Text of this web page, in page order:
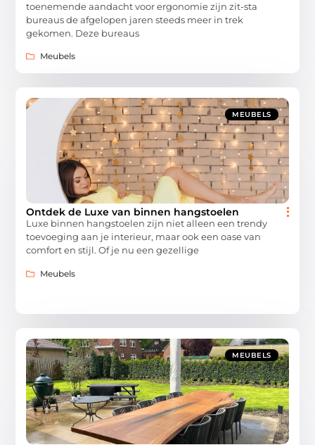
toenemende aandacht voor ergonomie zijn zit-sta
bureaus de afgelopen jaren steeds meer in trek
gekomen. Deze bureaus
Meubels
MEUBELS
Ontdek de Luxe van binnen hangstoelen
Luxe binnen hangstoelen zijn niet alleen een trendy
toevoeging aan je interieur, maar ook een oase van
comfort en stijl. Of je nu een gezellige
Meubels
MEUBELS